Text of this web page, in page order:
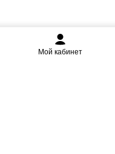
Мой кабинет